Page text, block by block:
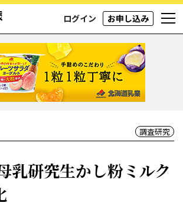
ログイン お申し込み
調査研究
乳研究生かし粉ミルク